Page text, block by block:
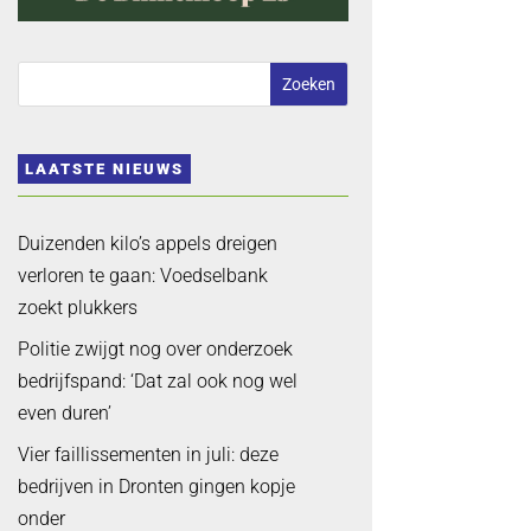
LAATSTE NIEUWS
Duizenden kilo’s appels dreigen
verloren te gaan: Voedselbank
zoekt plukkers
Politie zwijgt nog over onderzoek
bedrijfspand: ‘Dat zal ook nog wel
even duren’
Vier faillissementen in juli: deze
bedrijven in Dronten gingen kopje
onder